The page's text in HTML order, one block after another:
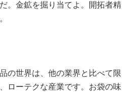
。金鉱を掘り当てよ。開拓者精
の世界は、他の業界と比べて限
ローテクな産業です。お袋の味